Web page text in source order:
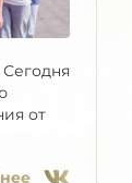
от